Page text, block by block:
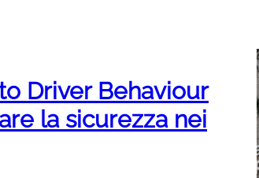
Driver Behaviour
la sicurezza nei